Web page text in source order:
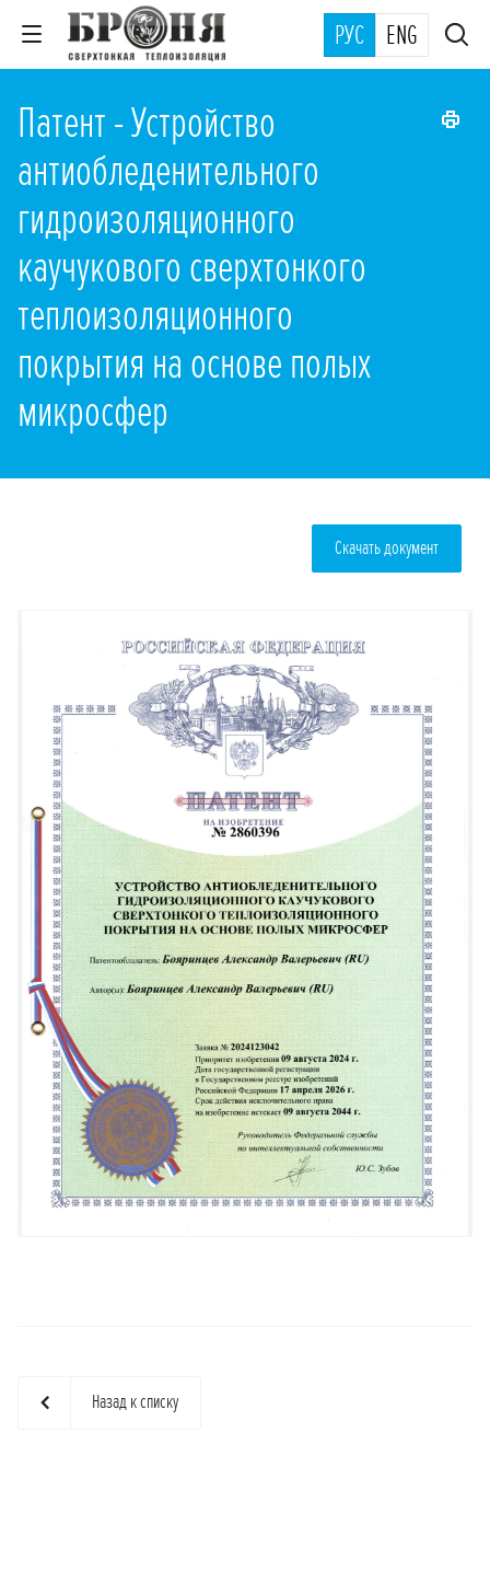
РУС ENG
Патент - Устройство
антиобледенительного
гидроизоляционного
каучукового сверхтонкого
теплоизоляционного
покрытия на основе полых
микросфер
Скачать документ
Назад к списку